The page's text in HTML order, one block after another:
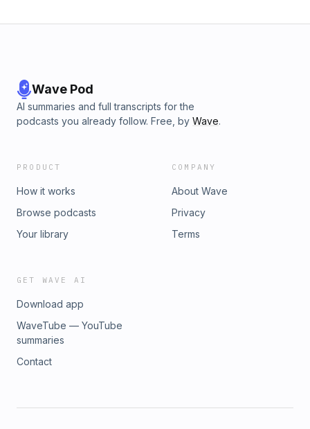
Wave Pod
AI summaries and full transcripts for the
podcasts you already follow. Free, by Wave.
PRODUCT
How it works
Browse podcasts
Your library
COMPANY
About Wave
Privacy
Terms
GET WAVE AI
Download app
WaveTube — YouTube
summaries
Contact